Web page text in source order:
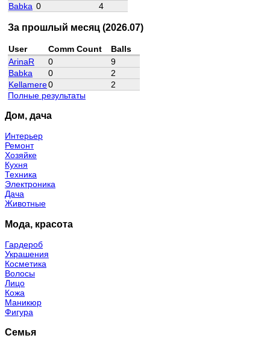
Babka 0 4
За прошлый месяц (2026.07)
User Comm Count
Balls
ArinaR
0
9
Babka
0
2
Kellamere0
2
Полные результаты
Дом, дача
Интерьер
Ремонт
Хозяйке
Кухня
Техника
Электроника
Дача
Животные
Мода, красота
Гардероб
Украшения
Косметика
Волосы
Лицо
Кожа
Маникюр
Фигура
Семья